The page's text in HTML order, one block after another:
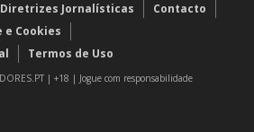
Jornalísticas
Contacto
e Cookies
Termos de Uso
| +18 | Jogue com responsabilidade